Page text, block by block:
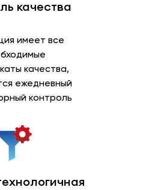
качества
имеет все
качества,
ежедневный
контроль